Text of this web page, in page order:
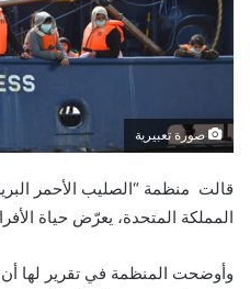
صورة تعبيرية
قالت منظمة “الصليب الأحمر
المملكة المتحدة، يعرّض حياة
وأوضحت المنظمة في تقرير لها